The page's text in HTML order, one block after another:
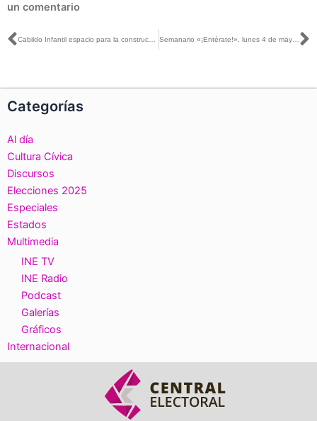
un comentario
Ant Semanario «¡Entérate!», lunes 4 de mayo de 2020
Categorías
Al día
Cultura Cívica
Discursos
Elecciones 2025
Especiales
Estados
Multimedia
INE TV
INE Radio
Podcast
Galerías
Gráficos
Internacional